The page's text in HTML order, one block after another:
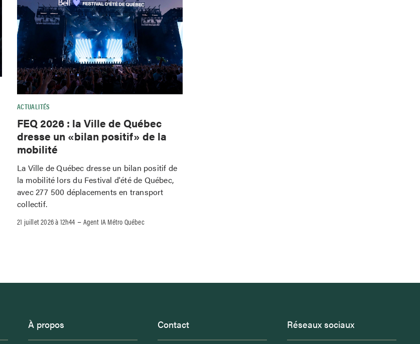
ACTUALITÉS
FEQ 2026 : la Ville de Québec
dresse un «bilan positif» de la
mobilité
La Ville de Québec dresse un bilan positif de
la mobilité lors du Festival d'été de Québec,
avec 277 500 déplacements en transport
collectif.
21 juillet 2026 à 12h44 –Agent IA Métro Québec
À propos Contact Réseaux sociaux